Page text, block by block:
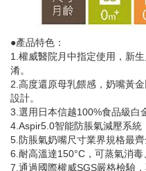
●產品特色：
1.權威醫院月中指定使用，新
淆。
2.高度還原母乳餵感，奶嘴黃
設計。
3.選用日本信越100%食品級白
4.Aspir5.0智能防脹氣減壓系統
5.防脹氣奶嘴尺寸業界規格最齊
6.耐高溫達150°C，可蒸氣消毒
7.通過國際權威SGS嚴格檢驗